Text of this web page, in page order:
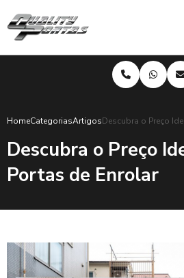
HomeCategoriasArtigosDescubra o Preço
Descubra o Preço
Portas de Enrolar